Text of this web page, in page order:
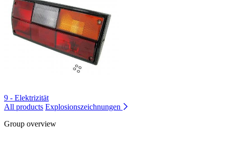
9 - Elektrizität
All products Explosionszeichnungen
Group overview